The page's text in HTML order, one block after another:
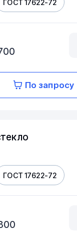
ГОСТ 17622-72
По запросу
ГОСТ 17622-72